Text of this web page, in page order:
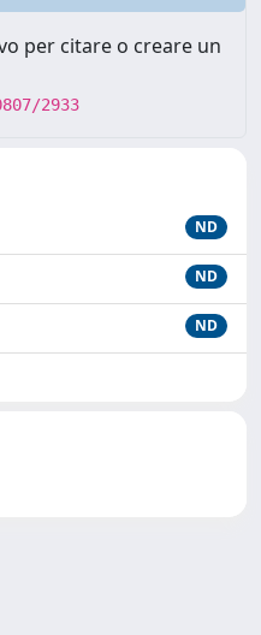
per citare o creare un
2933
ND
ND
ND